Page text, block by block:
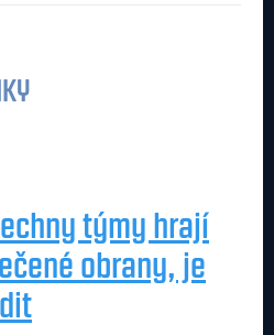
týmy hrají
obrany, je